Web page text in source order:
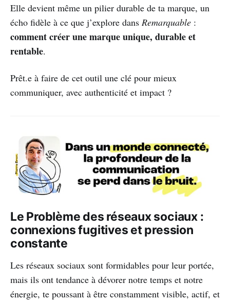
Elle devient même un pilier durable de ta marque, un
écho fidèle à ce que j’explore dans Remarquable :
comment créer une marque unique, durable et
rentable.
Prêt.e à faire de cet outil une clé pour mieux
communiquer, avec authenticité et impact ?
Le Problème des réseaux sociaux :
connexions fugitives et pression
constante
Les réseaux sociaux sont formidables pour leur portée,
mais ils ont tendance à dévorer notre temps et notre
énergie, te poussant à être constamment visible, actif, et